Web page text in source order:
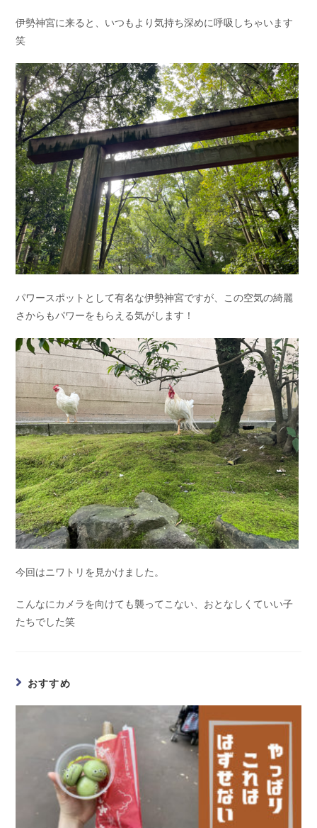
伊勢神宮に来ると、いつもより気持ち深めに呼吸しちゃいます
笑
パワースポットとして有名な伊勢神宮ですが、この空気の綺麗
さからもパワーをもらえる気がします！
今回はニワトリを見かけました。
こんなにカメラを向けても襲ってこない、おとなしくていい子
たちでした笑
おすすめ